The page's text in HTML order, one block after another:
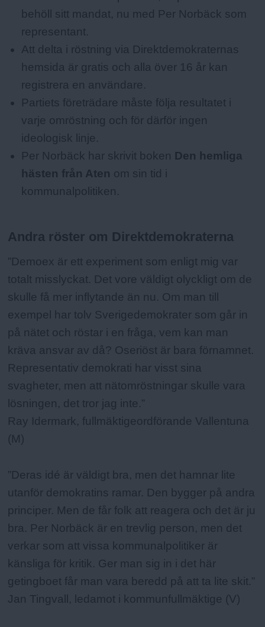
behöll sitt mandat, nu med Per Norbäck som
representant.
Att delta i röstning via Direktdemokraternas
hemsida är gratis och alla över 16 år kan
registrera en användare.
Partiets företrädare måste följa resultatet i
varje omröstning och för därför ingen
ideologisk linje.
Per Norbäck har skrivit boken Den hemliga
hästen från Aten om sin tid i
kommunalpolitiken.
Andra röster om Direktdemokraterna
”Demoex är ett experiment som enligt mig var
totalt misslyckat. Det vore väldigt olyckligt om de
skulle få mer inflytande än nu. Om man till
exempel har tolv Sverigedemokrater som går in
på nätet och röstar i en fråga, vem kan man
kräva ansvar av då? Oseriöst är bara förnamnet.
Representativ demokrati har visst sina
svagheter, men att nätomröstningar skulle vara
lösningen, det tror jag inte.”
Ray Idermark, fullmäktigeordförande Vallentuna
(M)
”Deras idé är väldigt bra, men det hamnar lite
utanför demokratins ramar. Den bygger på andra
principer. Men de får folk att reagera och det är ju
bra. Per Norbäck är en trevlig person, men det
verkar som att vissa kommunalpolitiker är
känsliga för kritik. Ger man sig in i det här
getingboet får man vara beredd på att ta lite skit.”
Jan Tingvall, ledamot i kommunfullmäktige (V)